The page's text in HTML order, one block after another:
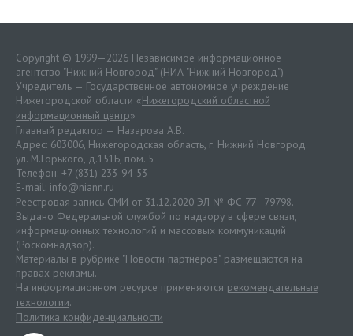
Copyright © 1999—2026 Независимое информационное
агентство "Нижний Новгород" (НИА "Нижний Новгород")
Учредитель — Государственное автономное учреждение
Нижегородской области «Нижегородский областной
информационный центр»
Главный редактор — Назарова А.В.
Адрес: 603006, Нижегородская область, г. Нижний Новгород.
ул. М.Горького, д.151Б, пом. 5
Телефон: +7 (831) 233-94-53
E-mail: info@niann.ru
Реестровая запись СМИ от 31.12.2020 ЭЛ № ФС 77 - 79798.
Выдано Федеральной службой по надзору в сфере связи,
информационных технологий и массовых коммуникаций
(Роскомнадзор).
Материалы в рубрике "Новости партнеров" размещаются на
правах рекламы.
На информационном ресурсе применяются рекомендательные
технологии.
Политика конфиденциальности